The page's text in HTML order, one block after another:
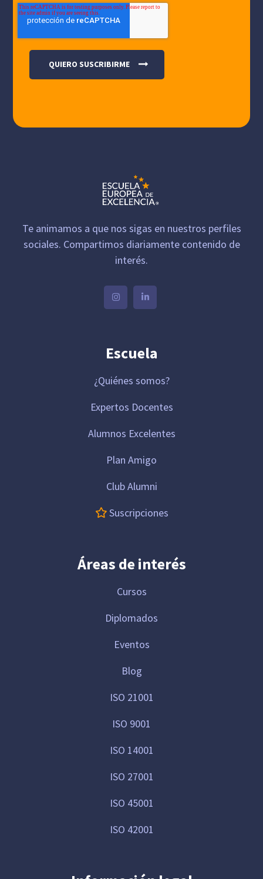
Te animamos a que nos sigas en nuestros perfiles
sociales. Compartimos diariamente contenido de
interés.
Escuela
¿Quiénes somos?
Expertos Docentes
Alumnos Excelentes
Plan Amigo
Club Alumni
Suscripciones
Áreas de interés
Cursos
Diplomados
Eventos
Blog
ISO 21001
ISO 9001
ISO 14001
ISO 27001
ISO 45001
ISO 42001